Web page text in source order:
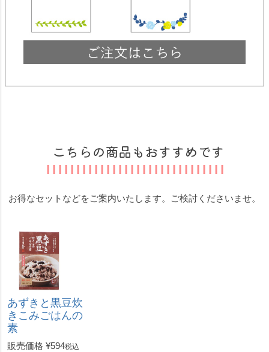
こちらの商品もおすすめです
お得なセットなどをご案内いたします。ご検討くださいませ。
あずきと黒豆炊
きこみごはんの
素
販売価格 ¥594税込